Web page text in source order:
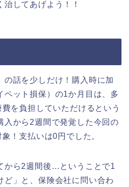
してあげよう！！
の話を少しだけ！購入時に加
ペット損保）の1か月目は、多
を負担していただけるという
入から2週間で発覚した今回の
！支払いは0円でした。
から2週間後…ということで1
ど」と、保険会社に問い合わ